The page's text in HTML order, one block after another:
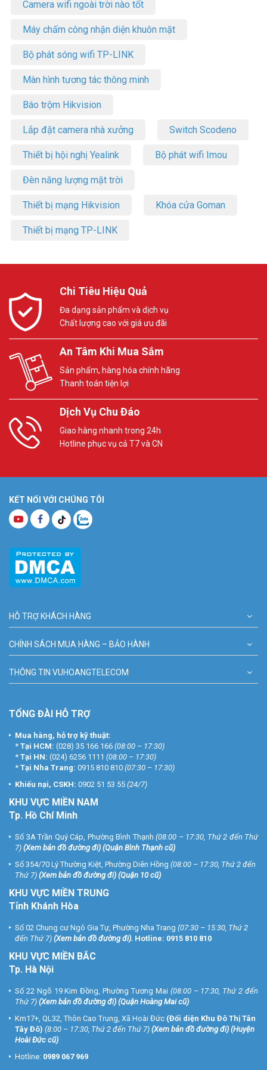
khảo thêm hình ảnh tại Facebook Vuhoangtelecom
Camera wifi ngoài trời nào tốt
Máy chấm công nhận diện khuôn mặt
Bộ phát sóng wifi TP-LINK
Màn hình tương tác thông minh
Báo trộm Hikvision
Lắp đặt camera nhà xưởng Switch Scodeno
Thiết bị hội nghị Yealink Bộ phát wifi Imou
Đèn năng lượng mặt trời
Thiết bị mạng Hikvision Khóa cửa Goman
Thiết bị mạng TP-LINK
Chi Tiêu Hiệu Quả
Đa dạng sản phẩm và dịch vụ
Chất lượng cao với giá ưu đãi
An Tâm Khi Mua Sắm
Sản phẩm, hàng hóa chính hãng
Thanh toán tiện lợi
Dịch Vụ Chu Đáo
Giao hàng nhanh trong 24h
Hotline phục vụ cả T7 và CN
KẾT NỐI VỚI CHÚNG TÔI
HỖ TRỢ KHÁCH HÀNG
CHÍNH SÁCH MUA HÀNG – BẢO HÀNH
THÔNG TIN VUHOANGTELECOM
TỔNG ĐÀI HỖ TRỢ
Mua hàng, hỗ trợ kỹ thuật:
* Tại HCM: (028) 35 166 166 (08:00 – 17:30)
* Tại HN: (024) 6256 1111 (08:00 – 17:30)
* Tại Nha Trang: 0915 810 810 (07:30 – 17:30)
Khiếu nại, CSKH: 0902 51 53 55 (24/7)
KHU VỰC MIỀN NAM
Tp. Hồ Chí Minh
Số 3A Trần Quý Cáp, Phường Bình Thạnh (08:00 – 17:30, Thứ 2 đến Thứ
7) (Xem bản đồ đường đi) (Quận Bình Thạnh cũ)
Số 354/70 Lý Thường Kiệt, Phường Diên Hồng (08:00 – 17:30, Thứ 2 đến
Thứ 7) (Xem bản đồ đường đi) (Quận 10 cũ)
KHU VỰC MIỀN TRUNG
Tỉnh Khánh Hòa
Số 02 Chung cư Ngô Gia Tự, Phường Nha Trang (07:30 – 15:30, Thứ 2
đến Thứ 7) (Xem bản đồ đường đi). Hotline: 0915 810 810
KHU VỰC MIỀN BẮC
Tp. Hà Nội
Số 22 Ngõ 19 Kim Đồng, Phường Tương Mai (08:00 – 17:30, Thứ 2 đến
Thứ 7) (Xem bản đồ đường đi) (Quận Hoàng Mai cũ)
Km17+, QL32, Thôn Cao Trung, Xã Hoài Đức (Đối diện Khu Đô Thị Tân
Tây Đô) (8:00 – 17:30, Thứ 2 đến Thứ 7) (Xem bản đồ đường đi) (Huyện
Hoài Đức cũ)
Hotline: 0989 067 969